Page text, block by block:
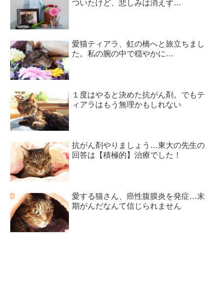
ついたけど、悲しみは消えず…
愛猫ティアラ、虹の橋へと旅立ちまし
た。私の腕の中で穏やかに…
１度はやると決めた抗がん剤。でもテ
ィアラはもう無理かもしれない
抗がん剤やりましょう…東大の先生の
回答は【積極的】治療でした！
愛する猫さん、癌性腹膜炎を発症…末
期がんだなんて信じられません